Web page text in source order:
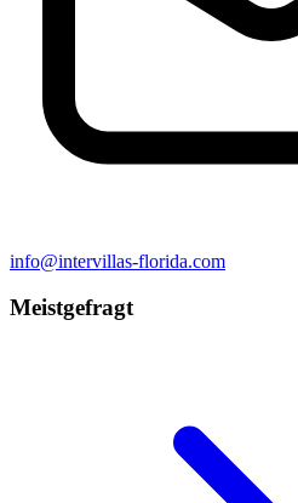
info@intervillas-florida.com
Meistgefragt